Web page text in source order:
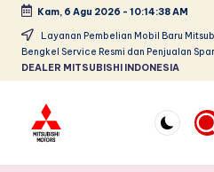
Skip
content
Kam, 6 Agu 2026 - 10:14:39 AM
Layanan Pembelian Mobil Baru
Bengkel Service Resmi dan Penjualan
DEALER MITSUBISHI INDONESIA